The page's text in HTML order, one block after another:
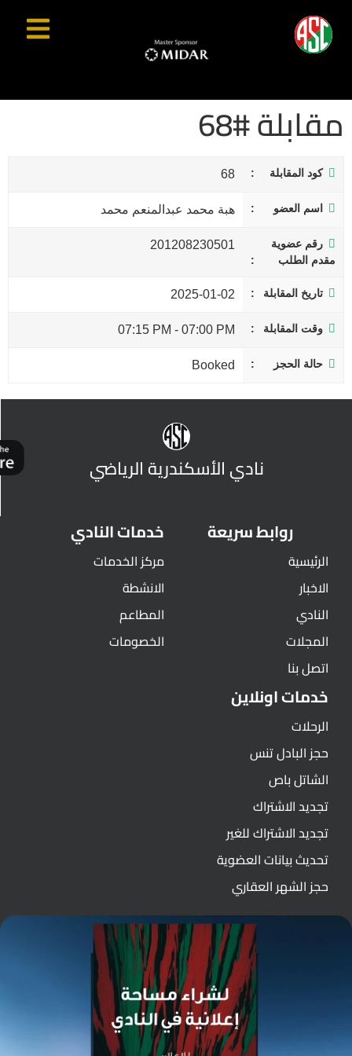
مقابلة #68
كود المقابلة 68
اسم العضو هبة محمد عبدالمنعم محمد
رقم عضوية
مقدم الطلب
201208230501
تاريخ المقابلة 2025-01-02
وقت المقابلة 07:00 PM
-
07:15 PM
حالة الحجز Booked
نادي الأسكندرية الرياضي
روابط سريعة
الرئيسية
الاخبار
النادي
المجلات
اتصل بنا
خدمات النادي
مركز الخدمات
الانشطة
المطاعم
الخصومات
خدمات اونلاين
الرحلات
حجز البادل تنس
الشاتل باص
تجديد الاشتراك
تجديد الاشتراك للغير
تحديث بيانات العضوية
حجز الشهر العقاري